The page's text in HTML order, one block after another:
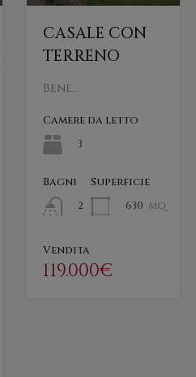
CASALE CON
TERRENO
Bene…
Camere da letto
3
Bagni
2
Superficie
630 mq
Vendita
119.000€